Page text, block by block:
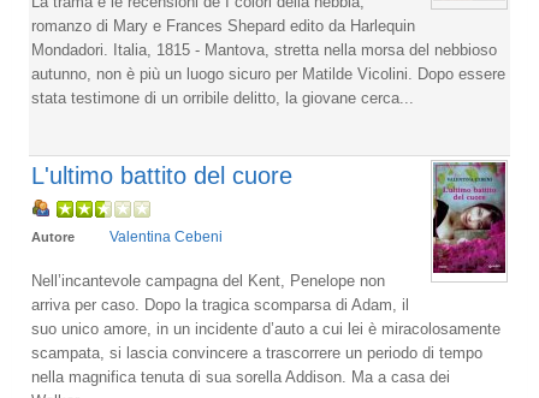
romanzo di Mary e Frances Shepard edito da Harlequin
Mondadori. Italia, 1815 - Mantova, stretta nella morsa del nebbioso
autunno, non è più un luogo sicuro per Matilde Vicolini. Dopo essere
stata testimone di un orribile delitto, la giovane cerca...
L'ultimo battito del cuore
Autore Valentina Cebeni
Nell’incantevole campagna del Kent, Penelope non
arriva per caso. Dopo la tragica scomparsa di Adam, il
suo unico amore, in un incidente d’auto a cui lei è miracolosamente
scampata, si lascia convincere a trascorrere un periodo di tempo
nella magnifica tenuta di sua sorella Addison. Ma a casa dei